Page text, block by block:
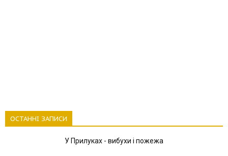
ОСТАННІ ЗАПИСИ
У Прилуках - вибухи і пожежа